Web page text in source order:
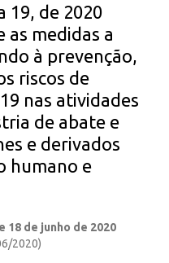
19, de 2020
as medidas a
à prevenção,
riscos de
nas atividades
de abate e
e derivados
humano e
18 de junho de 2020
2020)